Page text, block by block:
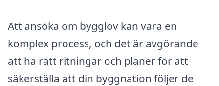
Att ansöka om bygglov kan vara en
komplex process, och det är avgörande
att ha rätt ritningar och planer för att
säkerställa att din byggnation följer de